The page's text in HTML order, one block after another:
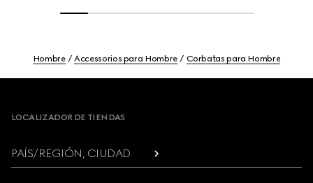
Hombre Accessorios para Hombre Corbatas para Hombre
LOCALIZADOR DE TIENDAS
PAÍS/REGIÓN, CIUDAD